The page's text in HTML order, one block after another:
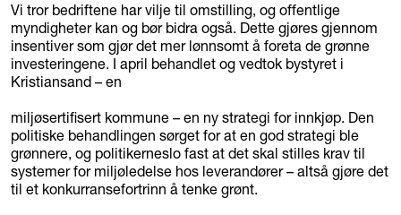
Vi tror bedriftene har vilje til omstilling, og offentlige
myndigheter kan og bør bidra også. Dette gjøres gjennom
insentiver som gjør det mer lønnsomt å foreta de grønne
investeringene. I april behandlet og vedtok bystyret i
Kristiansand – en
miljøsertifisert kommune – en ny strategi for innkjøp. Den
politiske behandlingen sørget for at en god strategi ble
grønnere, og politikerneslo fast at det skal stilles krav til
systemer for miljøledelse hos leverandører – altså gjøre det
til et konkurransefortrinn å tenke grønt.